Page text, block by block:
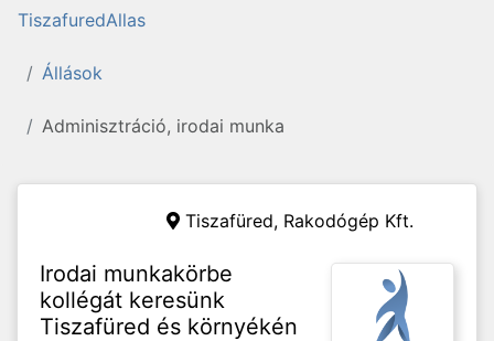
TiszafuredAllas
Állások
Adminisztráció, irodai munka
Tiszafüred, Rakodógép Kft.
Irodai munkakörbe
kollégát keresünk
Tiszafüred és környékén